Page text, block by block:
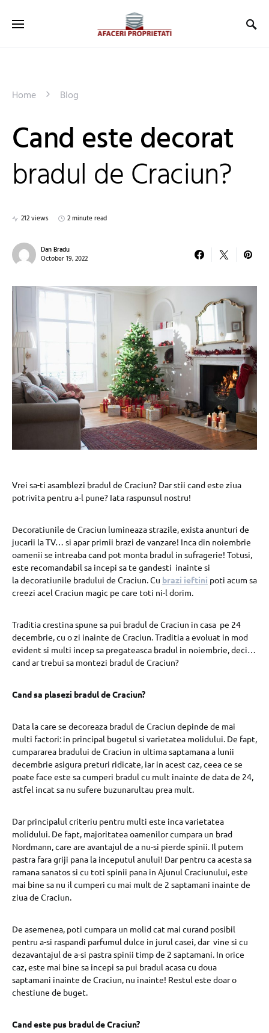
Home Blog
Cand este decorat
bradul de Craciun?
212 views 2 minute read
Dan Bradu
October 19, 2022
Vrei sa-ti asamblezi bradul de Craciun? Dar stii cand este ziua
potrivita pentru a-l pune? Iata raspunsul nostru!
Decoratiunile de Craciun lumineaza strazile, exista anunturi de
jucarii la TV… si apar primii brazi de vanzare! Inca din noiembrie
oamenii se intreaba cand pot monta bradul in sufragerie! Totusi,
este recomandabil sa incepi sa te gandesti inainte si
la decoratiunile bradului de Craciun. Cu brazi ieftini poti acum sa
creezi acel Craciun magic pe care toti ni-l dorim.
Traditia crestina spune sa pui bradul de Craciun in casa pe 24
decembrie, cu o zi inainte de Craciun. Traditia a evoluat in mod
evident si multi incep sa pregateasca bradul in noiembrie, deci…
cand ar trebui sa montezi bradul de Craciun?
Cand sa plasezi bradul de Craciun?
Data la care se decoreaza bradul de Craciun depinde de mai
multi factori: in principal bugetul si varietatea molidului. De fapt,
cumpararea bradului de Craciun in ultima saptamana a lunii
decembrie asigura preturi ridicate, iar in acest caz, ceea ce se
poate face este sa cumperi bradul cu mult inainte de data de 24,
astfel incat sa nu sufere buzunarultau prea mult.
Dar principalul criteriu pentru multi este inca varietatea
molidului. De fapt, majoritatea oamenilor cumpara un brad
Nordmann, care are avantajul de a nu-si pierde spinii. Il putem
pastra fara griji pana la inceputul anului! Dar pentru ca acesta sa
ramana sanatos si cu toti spinii pana in Ajunul Craciunului, este
mai bine sa nu il cumperi cu mai mult de 2 saptamani inainte de
ziua de Craciun.
De asemenea, poti cumpara un molid cat mai curand posibil
pentru a-si raspandi parfumul dulce in jurul casei, dar vine si cu
dezavantajul de a-si pastra spinii timp de 2 saptamani. In orice
caz, este mai bine sa incepi sa pui bradul acasa cu doua
saptamani inainte de Craciun, nu inainte! Restul este doar o
chestiune de buget.
Cand este pus bradul de Craciun?